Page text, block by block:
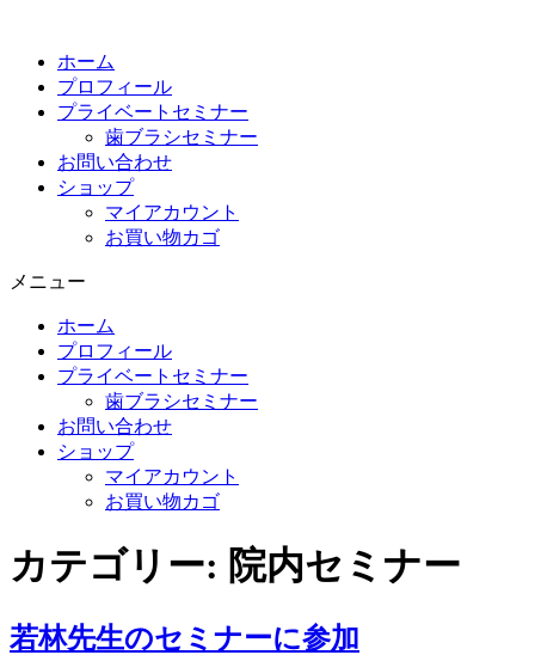
ホーム
プロフィール
プライベートセミナー
歯ブラシセミナー
お問い合わせ
ショップ
マイアカウント
お買い物カゴ
メニュー
ホーム
プロフィール
プライベートセミナー
歯ブラシセミナー
お問い合わせ
ショップ
マイアカウント
お買い物カゴ
カテゴリー: 院内セミナー
若林先生のセミナーに参加